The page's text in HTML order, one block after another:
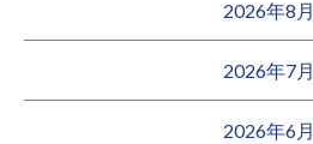
2026年8月
2026年7月
2026年6月